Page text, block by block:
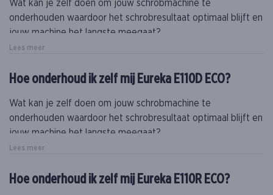
Wat kan je zelf doen om jouw schrobmachine te
onderhouden waardoor het schrobresultaat optimaal blijft en
jouw machine het langste meegaat?
per jaar (bij intensief gebruik, meer) een gecertificeerde
technieker een onderhoud te laten doen op jouw machine.
Lees meer
Hoe onderhoud ik zelf mij Eureka E110D ECO?
Wat kan je zelf doen om jouw schrobmachine te
onderhouden waardoor het schrobresultaat optimaal blijft en
jouw machine het langste meegaat?
per jaar (bij intensief gebruik, meer) een gecertificeerde
technieker een onderhoud te laten doen op jouw machine.
Lees meer
Hoe onderhoud ik zelf mij Eureka E110R ECO?